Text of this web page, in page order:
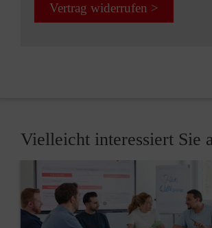
Vertrag widerrufen >
Vielleicht interessiert Sie